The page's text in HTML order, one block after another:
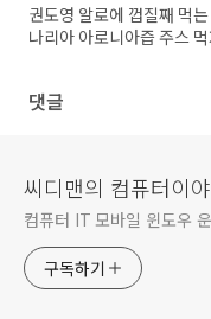
권도영 알로에 껍질째 먹
나리아 아로니아즙 주스
댓글
씨디맨의 컴퓨터이
컴퓨터 IT 모바일 윈도우
구독하기